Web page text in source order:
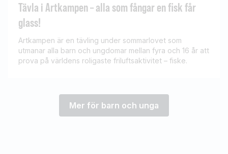
Tävla i Artkampen – alla som fångar en fisk får
glass!
Artkampen är en tävling under sommarlovet som
utmanar alla barn och ungdomar mellan fyra och 16 år att
prova på världens roligaste friluftsaktivitet – fiske.
Mer för barn och unga